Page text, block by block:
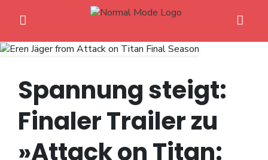
Home
Anime News
Spannung steigt:
Finaler Trailer zu
»Attack on Titan: